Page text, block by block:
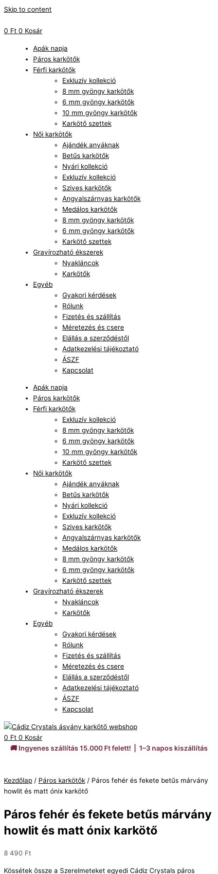
Skip to content
0 Ft 0 Kosár
Apák napja
Páros karkötők
Férfi karkötők
Exkluzív kollekció
8 mm gyöngy karkötők
6 mm gyöngy karkötők
10 mm gyöngy karkötők
Karkötő szettek
Női karkötők
Ajándék anyáknak
Betűs karkötők
Nyári kollekció
Exkluzív kollekció
Szives karkötők
Angyalszárnyas karkötők
Medálos karkötők
8 mm gyöngy karkötők
6 mm gyöngy karkötők
Karkötő szettek
Gravírozható ékszerek
Nyakláncok
Karkötők
Egyéb
Gyakori kérdések
Rólunk
Fizetés és szállítás
Méretezés és csere
Elállás a szerződéstől
Adatkezelési tájékoztató
ÁSZF
Kapcsolat
Apák napja
Páros karkötők
Férfi karkötők
Exkluzív kollekció
8 mm gyöngy karkötők
6 mm gyöngy karkötők
10 mm gyöngy karkötők
Karkötő szettek
Női karkötők
Ajándék anyáknak
Betűs karkötők
Nyári kollekció
Exkluzív kollekció
Szives karkötők
Angyalszárnyas karkötők
Medálos karkötők
8 mm gyöngy karkötők
6 mm gyöngy karkötők
Karkötő szettek
Gravírozható ékszerek
Nyakláncok
Karkötők
Egyéb
Gyakori kérdések
Rólunk
Fizetés és szállítás
Méretezés és csere
Elállás a szerződéstől
Adatkezelési tájékoztató
ÁSZF
Kapcsolat
0 Ft 0 Kosár
🚚 Ingyenes szállítás 15.000 Ft felett! | 1–3 napos kiszállítás
Kezdőlap / Páros karkötők / Páros fehér és fekete betűs márvány
howlit és matt ónix karkötő
Páros fehér és fekete betűs márvány
howlit és matt ónix karkötő
8 490 Ft
Kössétek össze a Szerelmeteket egyedi Cádiz Crystals páros